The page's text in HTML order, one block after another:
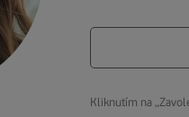
Kliknutím na